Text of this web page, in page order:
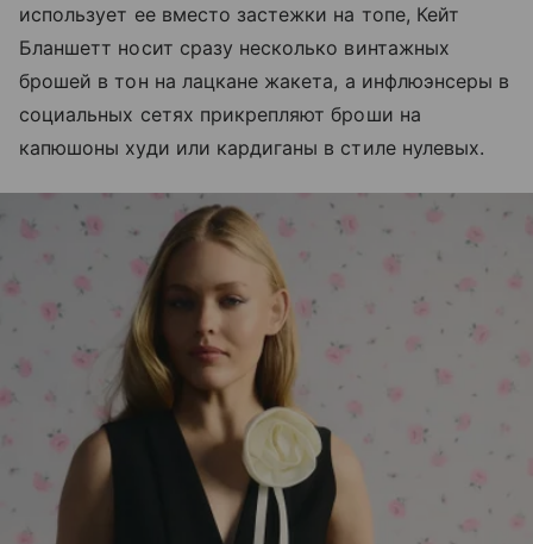
использует ее вместо застежки на топе, Кейт
Бланшетт носит сразу несколько винтажных
брошей в тон на лацкане жакета, а инфлюэнсеры в
социальных сетях прикрепляют броши на
капюшоны худи или кардиганы в стиле нулевых.